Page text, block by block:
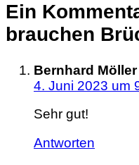
Ein
brauchen
Bernhard Möller
4. Juni 2023 um
Sehr gut!
Antworten